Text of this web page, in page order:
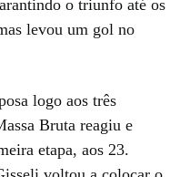
o triunfo até os
levou um gol no
logo aos três
Bruta reagiu e
etapa, aos 23.